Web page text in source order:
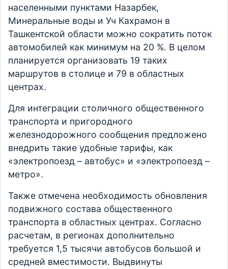
населенными пунктами Назарбек,
Минеральные воды и Уч Кахрамон в
Ташкентской области можно сократить поток
автомобилей как минимум на 20 %. В целом
планируется организовать 19 таких
маршрутов в столице и 79 в областных
центрах.
Для интеграции столичного общественного
транспорта и пригородного
железнодорожного сообщения предложено
внедрить такие удобные тарифы, как
«электропоезд – автобус» и «электропоезд –
метро».
Также отмечена необходимость обновления
подвижного состава общественного
транспорта в областных центрах. Согласно
расчетам, в регионах дополнительно
требуется 1,5 тысячи автобусов большой и
средней вместимости. Выдвинуты